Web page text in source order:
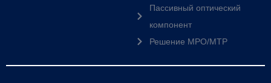
Пассивный оптический
компонент
Решение MPO/MTP